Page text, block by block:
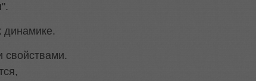
динамике.
свойствами.